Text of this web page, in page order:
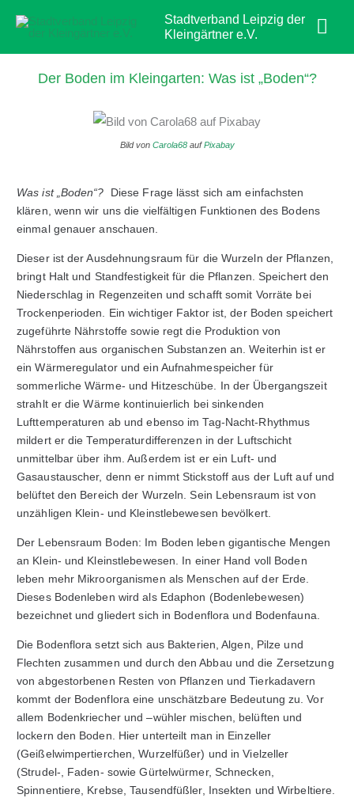
Inhalt
springen
Stadtverband Leipzig der
Kleingärtner e.V.
Der Boden im Kleingarten: Was ist „Boden“?
Bild von Carola68aufPixabay
Was ist „Boden“? Diese Frage lässt sich am einfachsten
klären, wenn wir uns die vielfältigen Funktionen des Bodens
einmal genauer anschauen.
Dieser ist der Ausdehnungsraum für die Wurzeln der Pflanzen,
bringt Halt und Standfestigkeit für die Pflanzen. Speichert den
Niederschlag in Regenzeiten und schafft somit Vorräte bei
Trockenperioden. Ein wichtiger Faktor ist, der Boden speichert
zugeführte Nährstoffe sowie regt die Produktion von
Nährstoffen aus organischen Substanzen an. Weiterhin ist er
ein Wärmeregulator und ein Aufnahmespeicher für
sommerliche Wärme- und Hitzeschübe. In der Übergangszeit
strahlt er die Wärme kontinuierlich bei sinkenden
Lufttemperaturen ab und ebenso im Tag-Nacht-Rhythmus
mildert er die Temperaturdifferenzen in der Luftschicht
unmittelbar über ihm. Außerdem ist er ein Luft- und
Gasaustauscher, denn er nimmt Stickstoff aus der Luft auf und
belüftet den Bereich der Wurzeln. Sein Lebensraum ist von
unzähligen Klein- und Kleinstlebewesen bevölkert.
Der Lebensraum Boden: Im Boden leben gigantische Mengen
an Klein- und Kleinstlebewesen. In einer Hand voll Boden
leben mehr Mikroorganismen als Menschen auf der Erde.
Dieses Bodenleben wird als Edaphon (Bodenlebewesen)
bezeichnet und gliedert sich in Bodenflora und Bodenfauna.
Die Bodenflora setzt sich aus Bakterien, Algen, Pilze und
Flechten zusammen und durch den Abbau und die Zersetzung
von abgestorbenen Resten von Pflanzen und Tierkadavern
kommt der Bodenflora eine unschätzbare Bedeutung zu. Vor
allem Bodenkriecher und –wühler mischen, belüften und
lockern den Boden. Hier unterteilt man in Einzeller
(Geißelwimpertierchen, Wurzelfüßer) und in Vielzeller
(Strudel-, Faden- sowie Gürtelwürmer, Schnecken,
Spinnentiere, Krebse, Tausendfüßler, Insekten und Wirbeltiere.